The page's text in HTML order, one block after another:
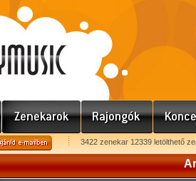
3422 zenekar 12339 letölthető